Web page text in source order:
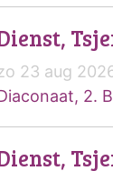
23 aug
2.